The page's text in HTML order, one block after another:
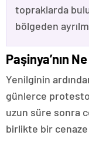
topraklarda
bölgeden
Paşinya’nın
Yenilginin
günlerce
uzun süre sonra
birlikte bir